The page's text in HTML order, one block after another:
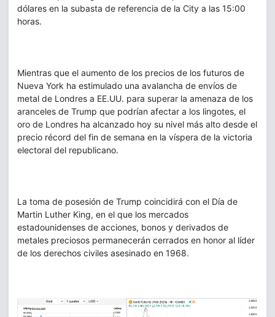
dólares en la subasta de referencia de la City a las 15:00
horas.
Mientras que el aumento de los precios de los futuros de
Nueva York ha estimulado una avalancha de envíos de
metal de Londres a EE.UU. para superar la amenaza de los
aranceles de Trump que podrían afectar a los lingotes, el
oro de Londres ha alcanzado hoy su nivel más alto desde el
precio récord del fin de semana en la víspera de la victoria
electoral del republicano.
La toma de posesión de Trump coincidirá con el Día de
Martin Luther King, en el que los mercados
estadounidenses de acciones, bonos y derivados de
metales preciosos permanecerán cerrados en honor al líder
de los derechos civiles asesinado en 1968.